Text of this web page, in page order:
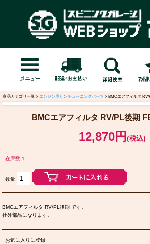
商品カテゴリ一覧 > エンジン周り > チューニングパーツ > BMCエアフィルタ RV/
BMCエアフィルタ RV/PL後期
12,870円 (税込)
在庫数:1
数量
BMCエアフィルタ RV/PL後期 です。
社外部品になります。
お気に入りに登録